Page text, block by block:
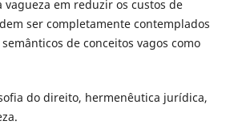
em reduzir os custos de
ser completamente contemplados
de conceitos vagos como
do direito, hermenêutica jurídica,